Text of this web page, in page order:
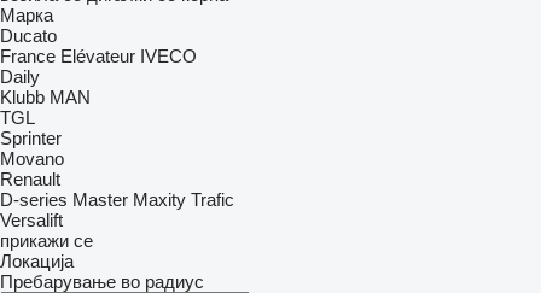
Марка
Ducato
France Elévateur IVECO
Daily
Klubb MAN
TGL
Sprinter
Movano
Renault
D-series Master Maxity Trafic
Versalift
прикажи се
Локација
Пребарување во радиус